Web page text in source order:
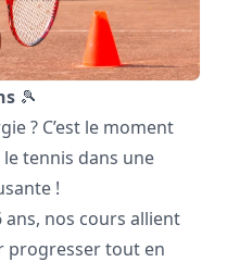
🎾
? C’est le moment
tennis dans une
!
ans, nos cours allient
progresser tout en